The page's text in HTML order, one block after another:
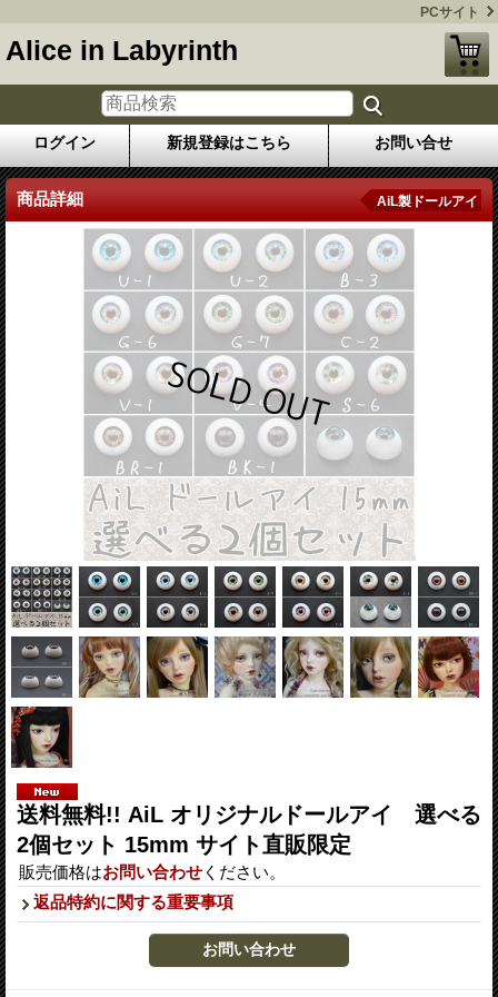
PCサイト
Alice in Labyrinth
ログイン 新規登録はこちら お問い合せ
商品詳細 AiL製ドールアイ
送料無料!! AiL オリジナルドールアイ 選べる
2個セット 15mm サイト直販限定
販売価格はお問い合わせ ください。
返品特約に関する重要事項